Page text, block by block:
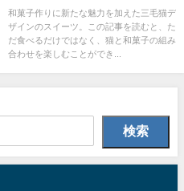
和菓子作りに新たな魅力を加えた三毛猫デ
ザインのスイーツ。この記事を読むと、た
だ食べるだけではなく、猫と和菓子の組み
合わせを楽しむことができ...
検索